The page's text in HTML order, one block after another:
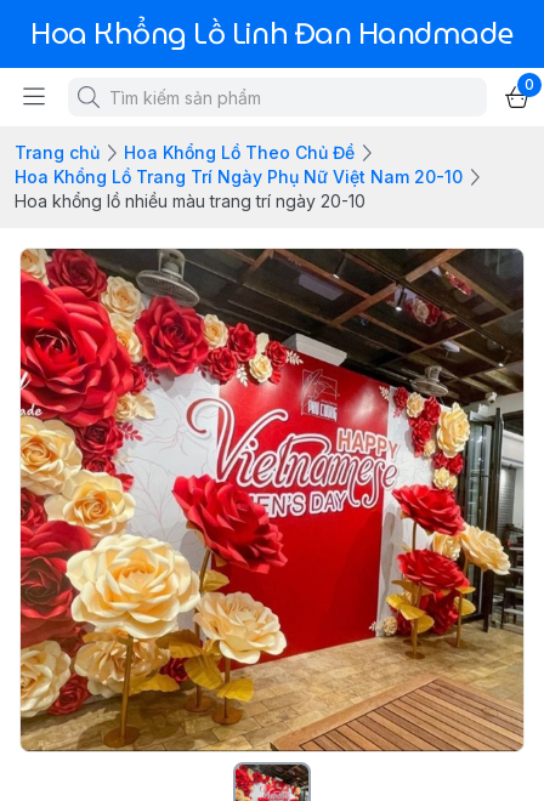
Hoa Khổng Lồ Linh Đan Handmade
0
Trang chủ
Hoa Khổng Lồ Theo Chủ Đề
Hoa Khổng Lồ Trang Trí Ngày Phụ Nữ Việt Nam 20-10
Hoa khổng lồ nhiều màu trang trí ngày 20-10